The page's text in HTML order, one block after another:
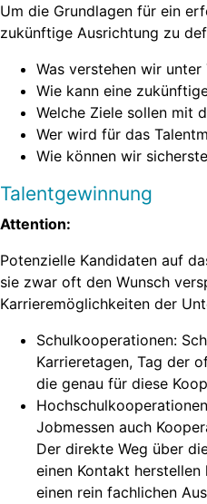
Um die Grundlagen für ein
zukünftige Ausrichtung zu
Was verstehen wir unter
Wie kann eine
Welche Ziele sollen mit
Wer wird für das
Wie können wir
Talentgewinnung
Attention:
Potenzielle Kandidaten auf
sie zwar oft den Wunsch
Karrieremöglichkeiten der
Schulkooperationen:
Karrieretagen, Tag der
die genau für diese
Jobmessen auch
Der direkte Weg über
einen Kontakt herstellen
einen rein fachlichen